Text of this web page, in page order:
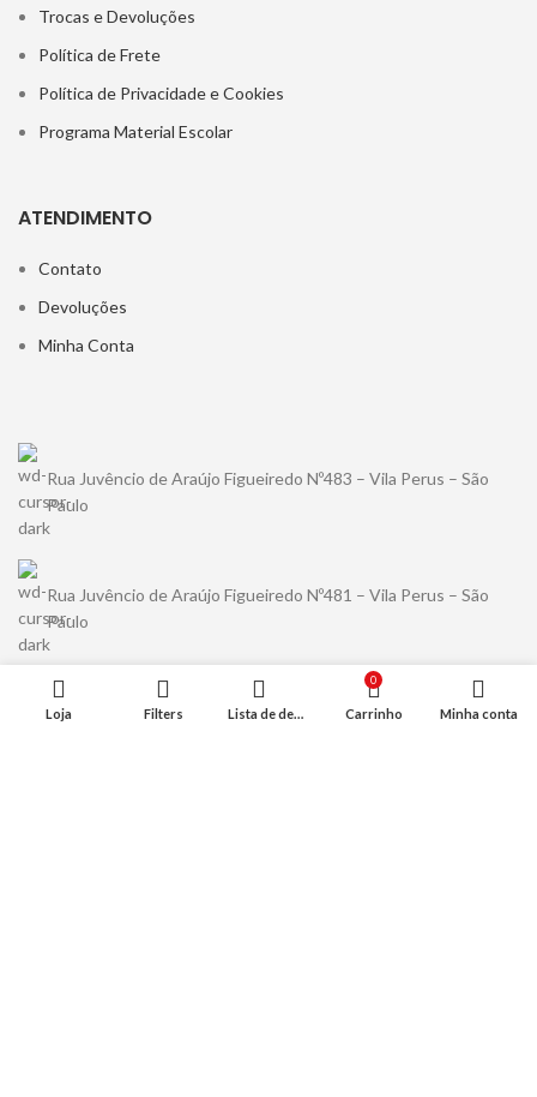
Trocas e Devoluções
Política de Frete
Política de Privacidade e Cookies
Programa Material Escolar
ATENDIMENTO
Contato
Devoluções
Minha Conta
Rua Juvêncio de Araújo Figueiredo Nº483 – Vila Perus – São
Paulo
Rua Juvêncio de Araújo Figueiredo Nº481 – Vila Perus – São
Paulo
Rua Alexios Jafet Nº1265 – Jd. Ipanema – Jaraguá – São Paulo
Loja Filters Lista de desejo
0
Carrinho Minha conta